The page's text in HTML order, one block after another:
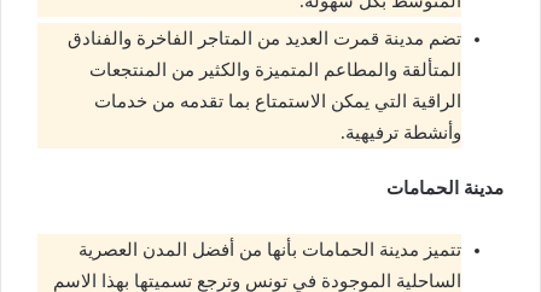
تضم مدينة قمرت العديد من المتاجر الفاخرة والفنادق
المتألقة والمطاعم المتميزة والكثير من المنتجعات
الراقية التي يمكن الاستمتاع بما تقدمه من خدمات
وأنشطة ترفيهية.
مدينة الحمامات
تتميز مدينة الحمامات بأنها من أفضل المدن العصرية
الساحلية الموجودة في تونس وترجع تسميتها بهذا الاسم